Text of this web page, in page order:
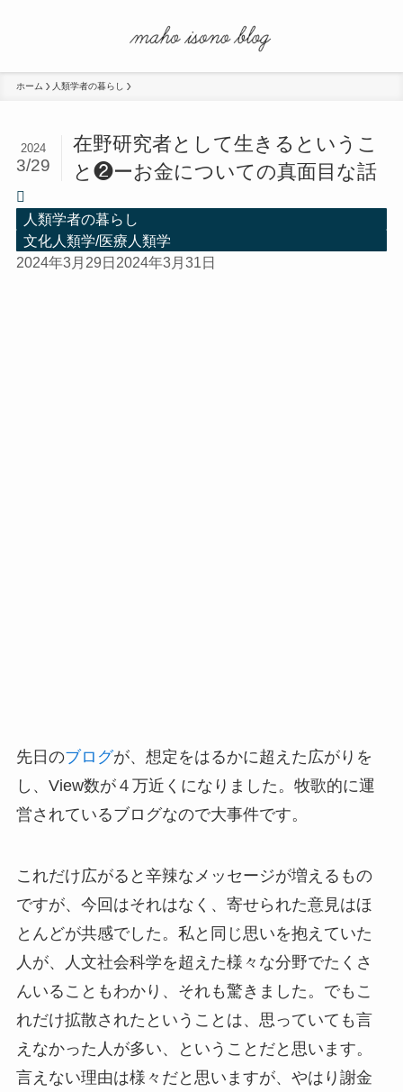
ホーム 人類学者の暮らし
在野研究者として生きるというこ
と❷ーお金についての真面目な話
2024
3/29
人類学者の暮らし
文化人類学/医療人類学
2024年3月29日 2024年3月31日
先日のブログが、想定をはるかに超えた広がりを
し、View数が４万近くになりました。牧歌的に運
営されているブログなので大事件です。
これだけ広がると辛辣なメッセージが増えるもの
ですが、今回はそれはなく、寄せられた意見はほ
とんどが共感でした。私と同じ思いを抱えていた
人が、人文社会科学を超えた様々な分野でたくさ
んいることもわかり、それも驚きました。でもこ
れだけ拡散されたということは、思っていても言
えなかった人が多い、ということだと思います。
言えない理由は様々だと思いますが、やはり謝金